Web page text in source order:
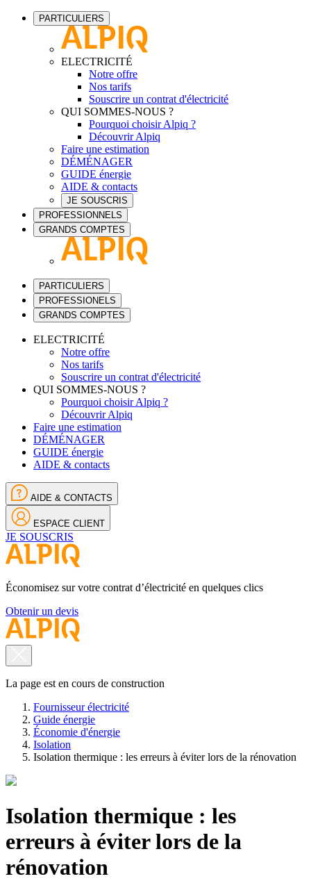
PARTICULIERS
ELECTRICITÉ
Notre offre
Nos tarifs
Souscrire un contrat d'électricité
QUI SOMMES-NOUS ?
Pourquoi choisir Alpiq ?
Découvrir Alpiq
Faire une estimation
DÉMÉNAGER
GUIDE énergie
AIDE & contacts
JE SOUSCRIS
PROFESSIONNELS
GRANDS COMPTES
PARTICULIERS
PROFESSIONELS
GRANDS COMPTES
ELECTRICITÉ
Notre offre
Nos tarifs
Souscrire un contrat d'électricité
QUI SOMMES-NOUS ?
Pourquoi choisir Alpiq ?
Découvrir Alpiq
Faire une estimation
DÉMÉNAGER
GUIDE énergie
AIDE & contacts
AIDE & CONTACTS
ESPACE CLIENT
JE SOUSCRIS
Économisez sur votre contrat d’électricité en quelques clics
Obtenir un devis
La page est en cours de construction
Fournisseur électricité
Guide énergie
Économie d'énergie
Isolation
Isolation thermique : les erreurs à éviter lors de la rénovation
Isolation thermique : les
erreurs à éviter lors de la
rénovation